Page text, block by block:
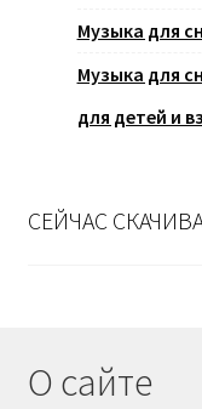
Музыка для
Музыка для
для детей и
СЕЙЧАС
О сайте